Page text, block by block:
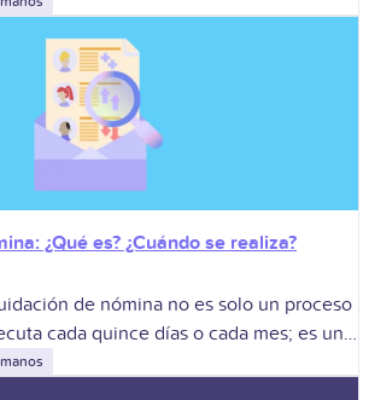
¿Qué es? ¿Cuándo se realiza?
de nómina no es solo un proceso
cada quince días o cada mes; es uno
sensibles de la